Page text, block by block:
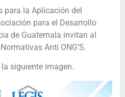
para la Aplicación del
para el Desarrollo
de Guatemala invitan al
Anti ONG’S.
siguiente imagen.